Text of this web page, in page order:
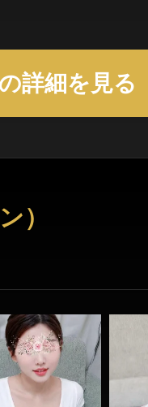
詳細を見る
）